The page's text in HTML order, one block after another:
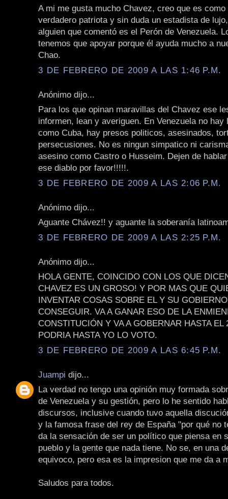
A mi me gusta mucho Chavez, creo que es como
verdadero patriota y sin duda un estadista de
alguien que comentó es el Perón de Venezuela.
tenemos que apoyar porque él ayuda mucho a
Chao.
3 DE FEBRERO DE 2009 A LAS 1:46 P.M.
Anónimo dijo...
Para los que opinan maravillas del Chavez ese
informen, lean y averiguen. En Venezuela no hay
como Cuba, hay presos politicos, asesinados,
persecusiones. No es ningun simpatico ni
asesino como Castro o Husseim. Dejen de
ese diablo por favor!!!!!.
3 DE FEBRERO DE 2009 A LAS 2:06 P.M.
Anónimo dijo...
Aguante Chávez!! y aguante la soberanía
3 DE FEBRERO DE 2009 A LAS 2:25 P.M.
Anónimo dijo...
HOLA GENTE, COINCIDO CON LOS QUE
CHAVEZ ES UN GROSO! Y POR MAS QUE
INVENTAR COSAS SOBRE EL Y SU
CONSEGUIR. VA A GANAR ESO DE LA
CONSTITUCIÓN Y VA A GOBERNAR HASTA EL
PODRIA HASTA YO LO VOTO.
3 DE FEBRERO DE 2009 A LAS 6:45 P.M.
Juampi dijo...
La verdad no tengo una opinión muy formada
de Venezuela y su gestión, pero lo he sentido
discursos, inclusive cuando tuvo aquella
y la famosa frase del rey de España "por qué no
da la sensación de ser un político que piensa en
pueblo y la gente que nada tiene. No se, en una
equivoco, pero esa es la impresion que me da a
Saludos para todos.